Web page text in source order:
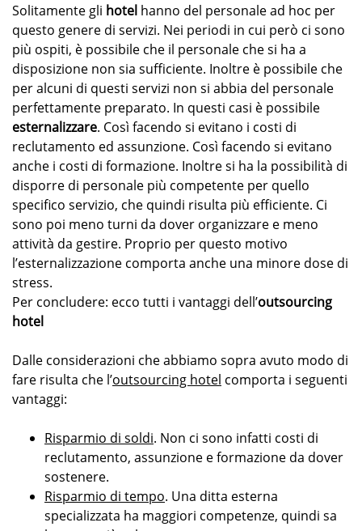
Solitamente gli hotel hanno del personale ad hoc per
questo genere di servizi. Nei periodi in cui però ci sono
più ospiti, è possibile che il personale che si ha a
disposizione non sia sufficiente. Inoltre è possibile che
per alcuni di questi servizi non si abbia del personale
perfettamente preparato. In questi casi è possibile
esternalizzare. Così facendo si evitano i costi di
reclutamento ed assunzione. Così facendo si evitano
anche i costi di formazione. Inoltre si ha la possibilità di
disporre di personale più competente per quello
specifico servizio, che quindi risulta più efficiente. Ci
sono poi meno turni da dover organizzare e meno
attività da gestire. Proprio per questo motivo
l’esternalizzazione comporta anche una minore dose di
stress.
Per concludere: ecco tutti i vantaggi dell’outsourcing
hotel
Dalle considerazioni che abbiamo sopra avuto modo di
fare risulta che l’outsourcing hotel comporta i seguenti
vantaggi:
Risparmio di soldi. Non ci sono infatti costi di
reclutamento, assunzione e formazione da dover
sostenere.
Risparmio di tempo. Una ditta esterna
specializzata ha maggiori competenze, quindi sa